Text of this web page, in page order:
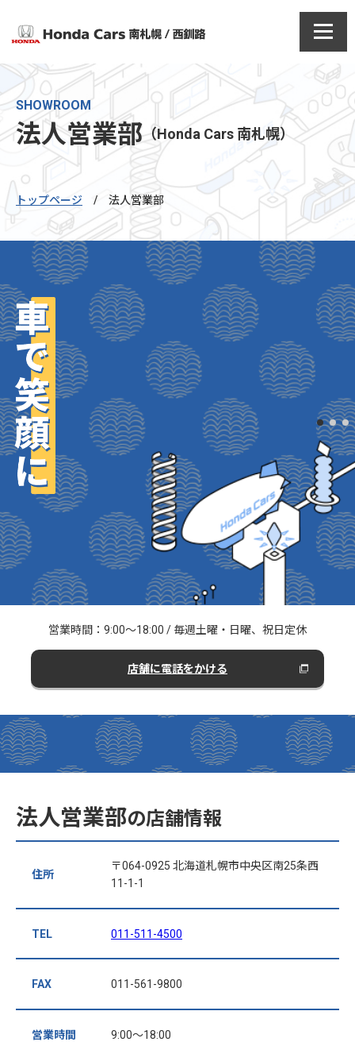
SHOWROOM
法人営業部（Honda Cars 南札幌）
トップページ / 法人営業部
営業時間：9:00～18:00 / 毎週土曜・日曜、祝日定休
店舗に電話をかける
法人営業部の店舗情報
住所
〒064-0925 北海道札幌市中央区南25条西
11-1-1
TEL 011-511-4500
FAX 011-561-9800
営業時間 9:00～18:00